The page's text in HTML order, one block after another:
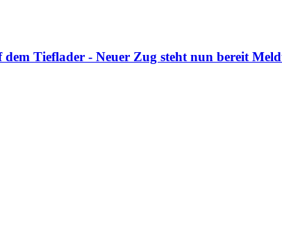
Tieflader - Neuer Zug steht nun bereit